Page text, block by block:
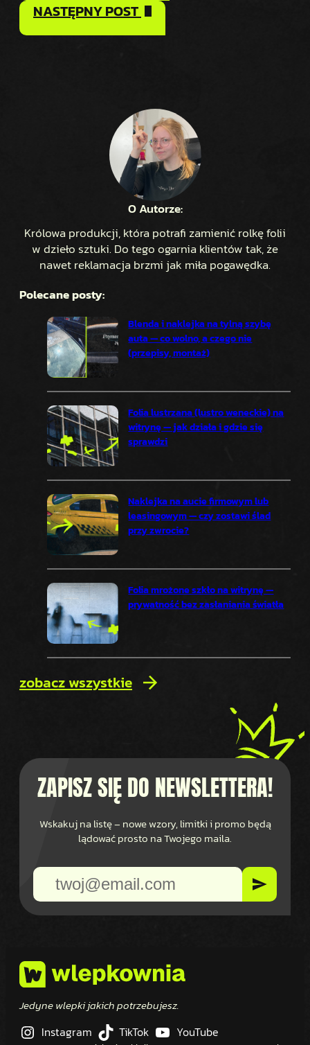
NASTĘPNY POST
O Autorze:
Królowa produkcji, która potrafi zamienić rolkę folii
w dzieło sztuki. Do tego ogarnia klientów tak, że
nawet reklamacja brzmi jak miła pogawędka.
Polecane posty:
Blenda i naklejka na tylną szybę
auta — co wolno, a czego nie
(przepisy, montaż)
Folia lustrzana (lustro weneckie) na
witrynę — jak działa i gdzie się
sprawdzi
Naklejka na aucie firmowym lub
leasingowym — czy zostawi ślad
przy zwrocie?
Folia mrożone szkło na witrynę —
prywatność bez zasłaniania światła
zobacz wszystkie
ZAPISZ SIĘ DO NEWSLETTERA!
Wskakuj na listę – nowe wzory, limitki i promo będą
lądować prosto na Twojego maila.
Jedyne wlepki jakich potrzebujesz.
Instagram TikTok YouTube